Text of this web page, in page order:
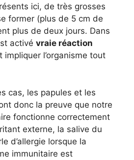
ici, de très grosses
former (plus de 5 cm de
plus de deux jours. Dans
activé vraie réaction
impliquer l’organisme tout
cas, les papules et les
donc la preuve que notre
fonctionne correctement
externe, la salive du
d’allergie lorsque la
immunitaire est